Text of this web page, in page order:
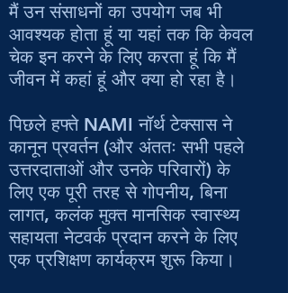
मैं उन संसाधनों का उपयोग जब भी
आवश्यक होता हूं या यहां तक कि केवल
चेक इन करने के लिए करता हूं कि मैं
जीवन में कहां हूं और क्या हो रहा है।
पिछले हफ्ते NAMI नॉर्थ टेक्सास ने
कानून प्रवर्तन (और अंततः सभी पहले
उत्तरदाताओं और उनके परिवारों) के
लिए एक पूरी तरह से गोपनीय, बिना
लागत, कलंक मुक्त मानसिक स्वास्थ्य
सहायता नेटवर्क प्रदान करने के लिए
एक प्रशिक्षण कार्यक्रम शुरू किया।